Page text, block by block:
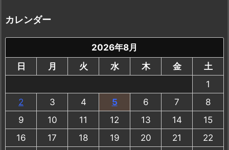
イ
ブ
カレンダー
2026年8月
日
月 火 水 木 金
土
1
2
3 4 5 6 7
8
9
10 11 12 13 14
15
16
17 18 19 20 21
22